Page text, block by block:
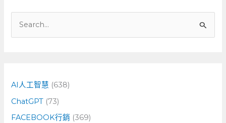
字
:
AI人工智慧 (638)
ChatGPT (73)
FACEBOOK行銷 (369)